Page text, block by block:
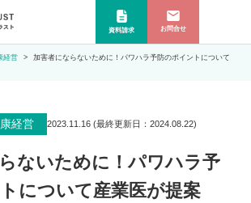
資料請求 お問合せ
経営
加害者にならないために！パワハラ予防のポイントについて
経営 2023.11.16 (最終更新日： 2024.08.22)
ないために！パワハラ予
について産業医が提案